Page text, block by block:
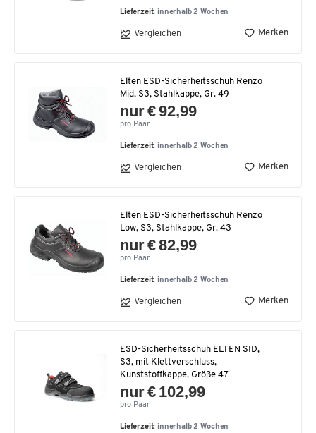
Lieferzeit: innerhalb 2 Wochen
Vergleichen Merken
Elten ESD-Sicherheitsschuh Renzo
Mid, S3, Stahlkappe, Gr. 49
nur € 92,99
pro Paar
Lieferzeit: innerhalb 2 Wochen
Vergleichen Merken
Elten ESD-Sicherheitsschuh Renzo
Low, S3, Stahlkappe, Gr. 43
nur € 82,99
pro Paar
Lieferzeit: innerhalb 2 Wochen
Vergleichen Merken
ESD-Sicherheitsschuh ELTEN SID,
S3, mit Klettverschluss,
Kunststoffkappe, Größe 47
nur € 102,99
pro Paar
Lieferzeit: innerhalb 2 Wochen